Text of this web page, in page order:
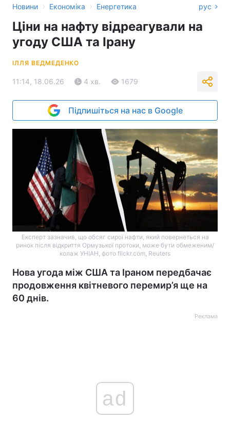
Новини › Економіка › Енергетика рус
Ціни на нафту відреагували на
угоду США та Ірану
ІЛЛЯ ВЕДМЕДЕНКО
11:14, 18.06.26 4 хв. 1679
Підпишіться на нас в Google
Експерт зазначив, що обсяг сирої нафти, який повернеться на
ринок після відкриття Ормузької протоки, може бути обмеженим/
колаж УНІАН, фото flickr.com, Reuters
Нова угода між США та Іраном передбачає
продовження квітневого перемир’я ще на
60 днів.
Реклама
ad